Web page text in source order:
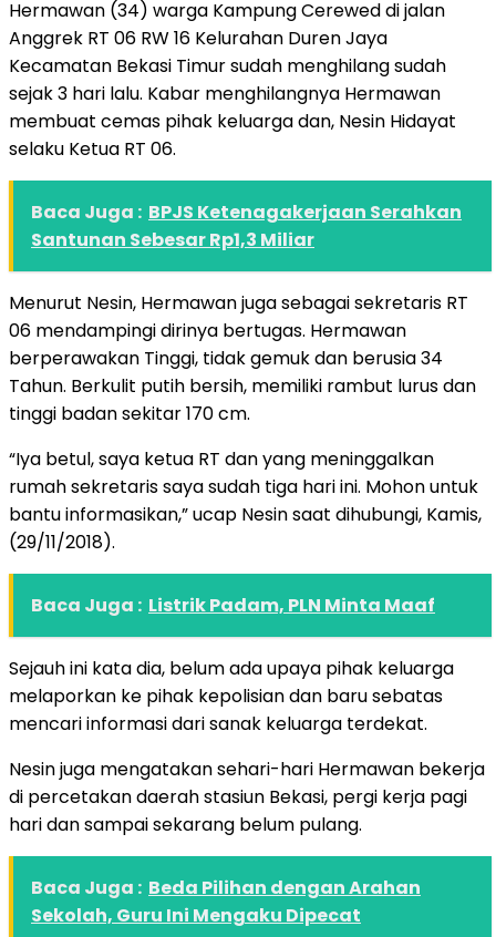
Hermawan (34) warga Kampung Cerewed di jalan
Anggrek RT 06 RW 16 Kelurahan Duren Jaya
Kecamatan Bekasi Timur sudah menghilang sudah
sejak 3 hari lalu. Kabar menghilangnya Hermawan
membuat cemas pihak keluarga dan, Nesin Hidayat
selaku Ketua RT 06.
Baca Juga : BPJS Ketenagakerjaan Serahkan
Santunan Sebesar Rp1,3 Miliar
Menurut Nesin, Hermawan juga sebagai sekretaris RT
06 mendampingi dirinya bertugas. Hermawan
berperawakan Tinggi, tidak gemuk dan berusia 34
Tahun. Berkulit putih bersih, memiliki rambut lurus dan
tinggi badan sekitar 170 cm.
“Iya betul, saya ketua RT dan yang meninggalkan
rumah sekretaris saya sudah tiga hari ini. Mohon untuk
bantu informasikan,” ucap Nesin saat dihubungi, Kamis,
(29/11/2018).
Baca Juga : Listrik Padam, PLN Minta Maaf
Sejauh ini kata dia, belum ada upaya pihak keluarga
melaporkan ke pihak kepolisian dan baru sebatas
mencari informasi dari sanak keluarga terdekat.
Nesin juga mengatakan sehari-hari Hermawan bekerja
di percetakan daerah stasiun Bekasi, pergi kerja pagi
hari dan sampai sekarang belum pulang.
Baca Juga : Beda Pilihan dengan Arahan
Sekolah, Guru Ini Mengaku Dipecat